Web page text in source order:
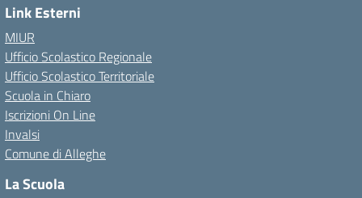
Link Esterni
MIUR
Ufficio Scolastico Regionale
Ufficio Scolastico Territoriale
Scuola in Chiaro
Iscrizioni On Line
Invalsi
Comune di Alleghe
La Scuola